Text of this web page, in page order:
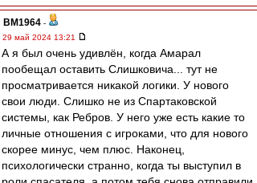
BM1964 -
29 май 2024 13:21
А я был очень удивлён, когда Амарал
пообещал оставить Слишковича... тут не
просматривается никакой логики. У нового
свои люди. Слишко не из Спартаковской
системы, как Ребров. У него уже есть какие то
личные отношения с игроками, что для нового
скорее минус, чем плюс. Наконец,
психологически странно, когда ты выступил в